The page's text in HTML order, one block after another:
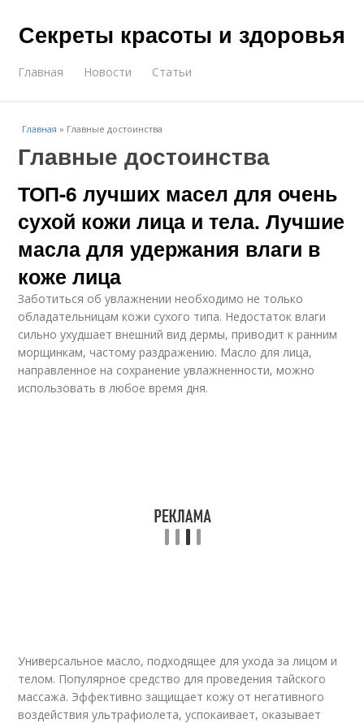
Секреты красоты и здоровья
Главная Новости Статьи
Главная » Главные достоинства
Главные достоинства
ТОП-6 лучших масел для очень
сухой кожи лица и тела. Лучшие
масла для удержания влаги в
коже лица
Заботиться об увлажнении необходимо не только
обладательницам кожи сухого типа. Недостаток влаги
сильно ухудшает внешний вид дермы, приводит к ранним
морщинкам, частому раздражению. Масло для лица,
направленное на сохранение увлажненности, можно
использовать в любое время дня.
Универсальное масло, подходящее для ухода за лицом и
телом. Популярное средство для проведения тайского
массажа. Эффективно защищает кожу от негативного
воздействия ультрафиолета, успокаивает, оказывает